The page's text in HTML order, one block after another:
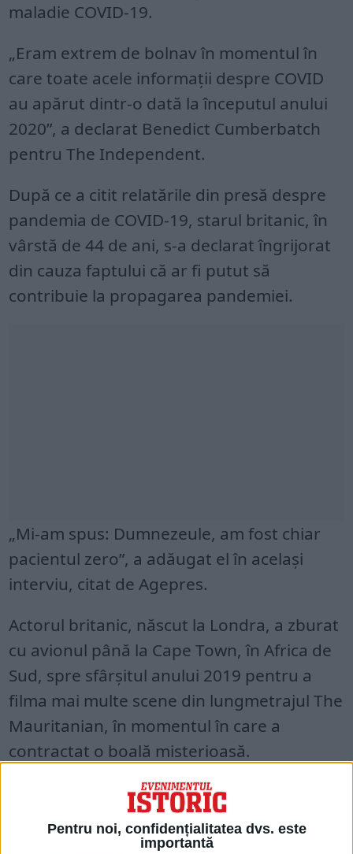
Pentru noi, confidențialitatea dvs. este
importantă
maladie COVID-19.
„Eram extrem de bolnav în momentul în
care toate acele informaţii despre COVID
au apărut dintr-o dată la începutul anului
2020”, a declarat Benedict Cumberbatch
pentru The Independent.
După ce a citit relatările din presă despre
pandemia de COVID-19, starul britanic, în
vârstă de 44 de ani, s-a declarat îngrijorat
din cauza faptului că ar fi putut să
contribuie la propagarea pandemiei.
„Mi-am spus: Dumnezeule, am fost chiar
pacientul zero”, a adăugat el în acelaşi
interviu, citat de Agepres.
Actorul britanic, născut la Londra, a zburat
cu avionul până la Cape Town, în Africa de
Sud, spre sfârşitul anului 2019 pentru a
filma mai multe scene din lungmetrajul The
Mauritanian, în momentul în care a
contractat o boală misterioasă.
„Eram atât de bolnav – a fost pneumonie
borderline”, a adăugat artistul, care a
adăugat că s-a luptat cu boala pentru a